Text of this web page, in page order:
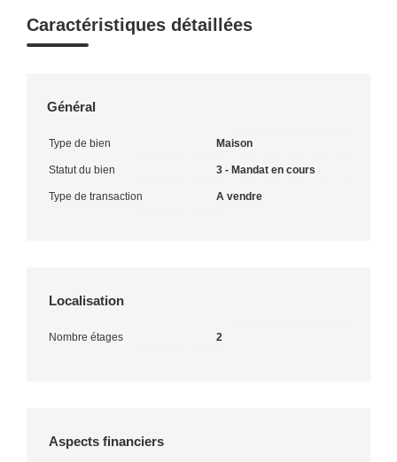
Caractéristiques détaillées
Général
Type de bien Maison
Statut du bien 3 - Mandat en cours
Type de transaction A vendre
Localisation
Nombre étages 2
Aspects financiers